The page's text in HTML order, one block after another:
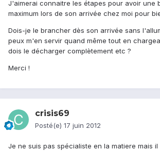
J'aimerai connaitre les étapes pour avoir une
maximum lors de son arrivée chez moi pour
Dois-je le brancher dès son arrivée sans
peux m'en servir quand même tout en
dois le décharger complètement etc ?
Merci !
crisis69
Posté(e) 17 juin 2012
Je ne suis pas spécialiste en la matiere mais il